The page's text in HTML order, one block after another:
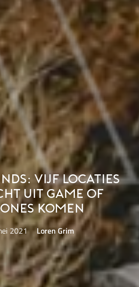
vijf locaties
uit Game of
komen
2021 Loren Grim